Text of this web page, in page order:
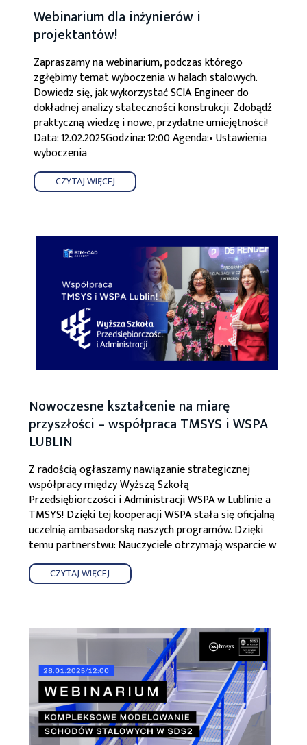
Webinarium dla inżynierów i
projektantów!
Zapraszamy na webinarium, podczas którego
zgłębimy temat wyboczenia w halach stalowych.
Dowiedz się, jak wykorzystać SCIA Engineer do
dokładnej analizy stateczności konstrukcji. Zdobądź
praktyczną wiedzę i nowe, przydatne umiejętności!
Data: 12.02.2025Godzina: 12:00 Agenda:• Ustawienia
wyboczenia
CZYTAJ WIĘCEJ
Nowoczesne kształcenie na miarę
przyszłości – współpraca TMSYS i WSPA
LUBLIN
Z radością ogłaszamy nawiązanie strategicznej
współpracy między Wyższą Szkołą
Przedsiębiorczości i Administracji WSPA w Lublinie a
TMSYS! Dzięki tej kooperacji WSPA stała się oficjalną
uczelnią ambasadorską naszych programów. Dzięki
temu partnerstwu: Nauczyciele otrzymają wsparcie w
CZYTAJ WIĘCEJ